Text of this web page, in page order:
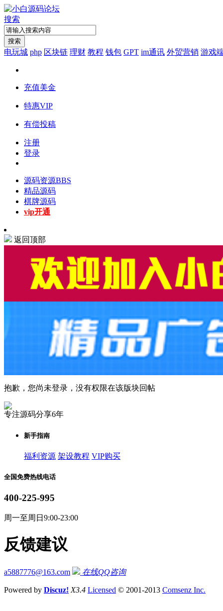
搜索
搜索
电玩城 php 区块链 理财 教程 钱包 GPT im通讯 外贸营销 游戏
充值美金
特惠VIP
有偿投稿
注册
登录
源码资源BBS
精品源码
棋牌源码
vip开通
返回顶部
抱歉，您尚未登录，没有权限在该版块回帖
专注源码分享6年
新手指南
福利资源 架设教程 VIP购买
全国免费热线电话
400-225-995
周一至周日9:00-23:00
反馈建议
a5887776@163.com 在线QQ咨询
Powered by Discuz! X3.4 Licensed © 2001-2013 Comsenz Inc.